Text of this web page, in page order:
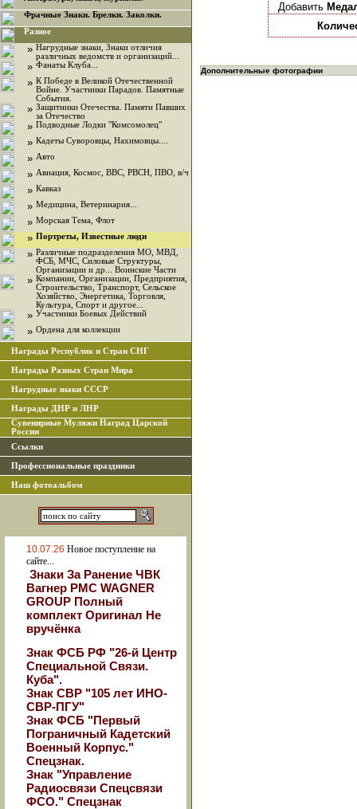
Фрачные Знаки. Брелки. Заколки.
Разное
» Нагрудные знаки, Знаки отличия
различных ведомств и организаций...
» Фанаты Клуба...
» К Победе в Великой Отечественной
Войне. Участники Парадов. Памятные
События.
» Защитники Отечества. Памяти Павших
за Отечество
» Подводные Лодки "Комсомолец"
» Кадеты Суворовцы, Нахимовцы....
» Авто
» Авиация, Космос, ВВС, РВСН, ПВО, в/ч
» Кавказ
» Медицина, Ветеринария...
» Морская Тема, Флот
» Портреты, Известные люди
» Различные подразделения МО, МВД,
ФСБ, МЧС, Силовые Структуры,
Организации и др... Воинские Части
» Компании, Организации, Предприятия,
Строительство, Транспорт, Сельское
Хозяйство, Энергетика, Торговля,
Культура, Спорт и другое...
» Участники Боевых Действий
» Ордена для коллекции
Награды Республик и Стран СНГ
Награды Разных Стран Мира
Нагрудные знаки СССР
Награды ДНР и ЛНР
Сувенирные Муляжи Наград Царской
России
Ссылки
Профессиональные праздники
Наш фотоальбом
10.07.26 Новое поступление на
сайте...
Знаки За Ранение ЧВК
Вагнер РМС WAGNER
GROUP Полный
комплект Оригинал Не
вручёнка
Знак ФСБ РФ "26-й Центр
Специальной Связи.
Куба".
Знак СВР "105 лет ИНО-
СВР-ПГУ"
Знак ФСБ "Первый
Пограничный Кадетский
Военный Корпус."
Спецзнак.
Знак "Управление
Радиосвязи Спецсвязи
ФСО." Спецзнак
Добавить
Дополнительные фотографии